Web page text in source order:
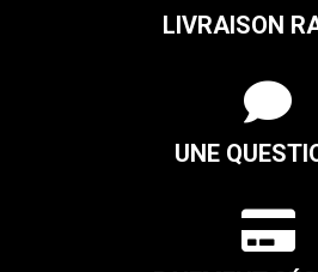
LIVRAISON

UNE
